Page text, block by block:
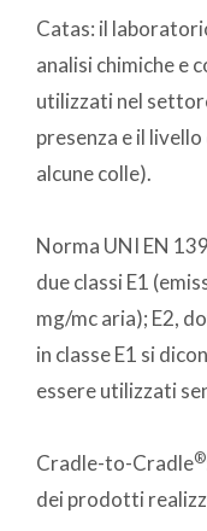
Catas: il
analisi chimiche e
utilizzati nel
presenza e il
alcune colle).
Norma UNI EN
due classi E1
mg/mc aria); E2,
in classe E1 si
essere utilizzati
Cradle-to-Cradle®
dei prodotti